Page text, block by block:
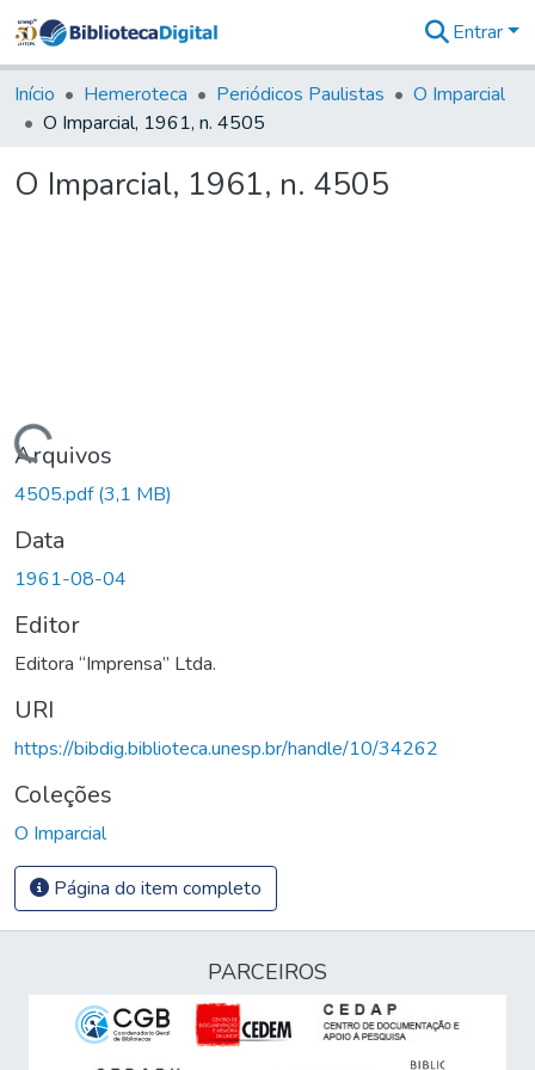
&
Coleções
Tudo na
Digital
Entrar
Início Hemeroteca Periódicos Paulistas
O Imparcial
O Imparcial, 1961, n. 4505
O Imparcial, 1961, n. 4505
Carregando...
Arquivos
4505.pdf(3,1 MB)
Data
1961-08-04
Editor
Editora “Imprensa” Ltda.
URI
https://bibdig.biblioteca.unesp.br/handle/10/34262
Coleções
O Imparcial
Página do item completo
PARCEIROS